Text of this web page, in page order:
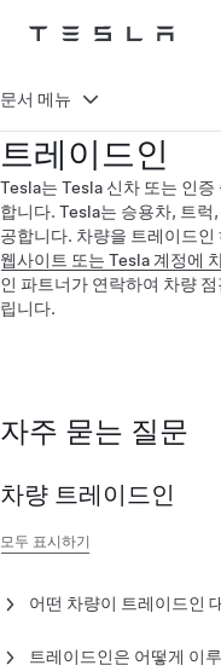
Tesla
트레이드인
Tesla는 Tesla 신차 또는 인
합니다. Tesla는 승용차, 트럭
공합니다. 차량을 트레이드
웹사이트 또는 Tesla 계정에
인 파트너가 연락하여 차량
립니다.
자주 묻는 질문
차량 트레이드인
모두 표시하기
어떤 차량이 트레이드인
매에 대한 트레이드인 가
트레이드인은 어떻게 이
문서 메뉴